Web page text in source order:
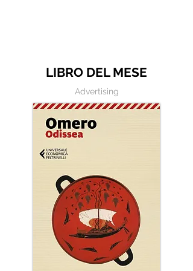
LIBRO DEL MESE
Advertising